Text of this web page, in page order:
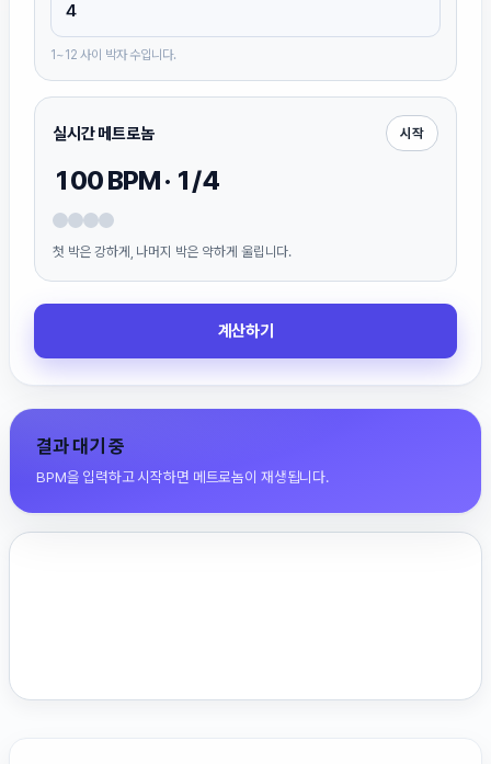
1~12 사이 박자 수입니다.
실시간 메트로놈 시작
100BPM · 1/4
첫 박은 강하게, 나머지 박은 약하게 울립니다.
계산하기
결과 대기 중
BPM을 입력하고 시작하면 메트로놈이 재생됩니다.